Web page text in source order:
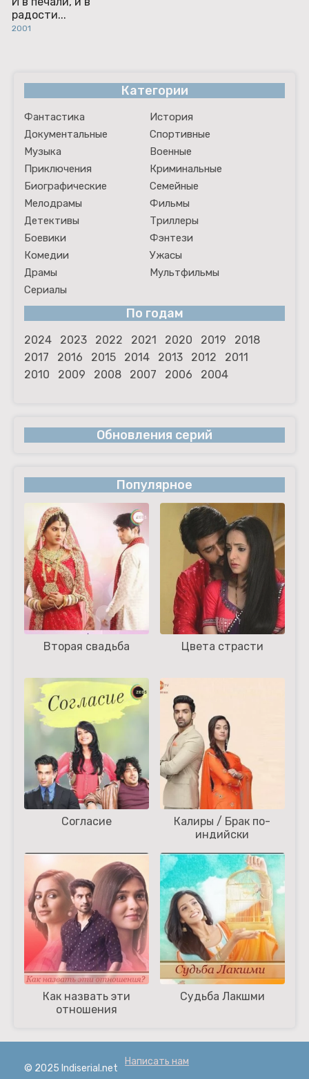
радости...
2001
Категории
Фантастика
История
Документальные
Спортивные
Музыка
Военные
Приключения
Криминальные
Биографические
Семейные
Мелодрамы
Фильмы
Детективы
Триллеры
Боевики
Фэнтези
Комедии
Ужасы
Драмы
Мультфильмы
Сериалы
По годам
2024 2023 2022 2021 2020 2019
2018
2017
2016 2015 2014 2013 2012
2011
2010
2009 2008 2007 2006 2004
Обновления серий
Популярное
Вторая свадьба Цвета страсти
Согласие
Калиры / Брак по-
индийски
Как назвать эти
отношения
Судьба Лакшми
© 2025 Indiserial.net
Написать нам